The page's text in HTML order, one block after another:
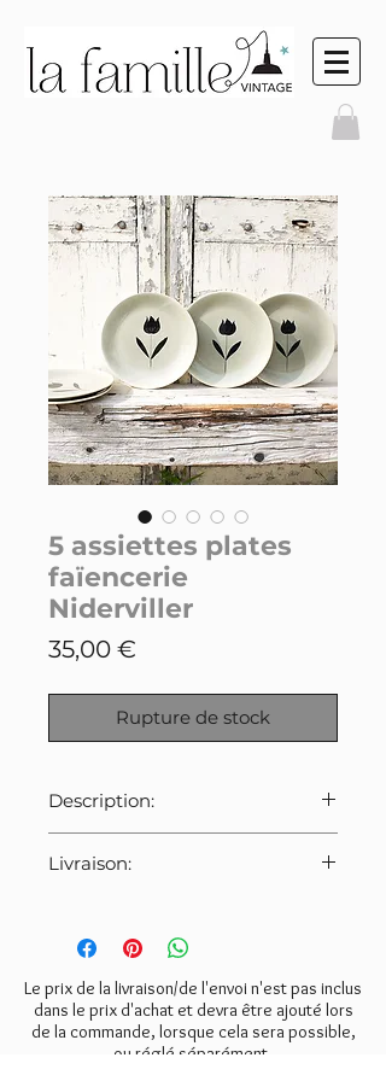
5 assiettes plates
faïencerie
Niderviller
35,00 €
Rupture de stock
Description:
faïencerie Niderviller.
Bon état. Quelques traces
le rebord d'une des assiettes.
Diamètre 24,5cm.
Livraison:
Merci de bien veiller à
sélectionner le tarif indiqué ci-
dessous lors de la commande.
- Collissimo:10€
- Mondial Relay:8€
- Retrait gratuit à l'atelier
Le prix de la livraison/de l'envoi n'est pas inclus
dans le prix d'achat et devra être ajouté lors
de la commande, lorsque cela sera possible,
ou réglé séparément.